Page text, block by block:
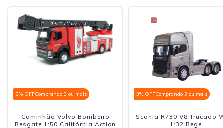
3% OFFComprando 3 ou mais
Scania R730 V8 Trucado Welly
1:32 Bege
3% OFFComprando 3 ou mais
Scania R730 V8 Trucado
1:64 Bege